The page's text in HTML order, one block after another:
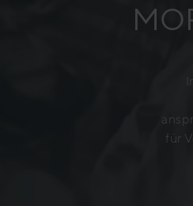
für